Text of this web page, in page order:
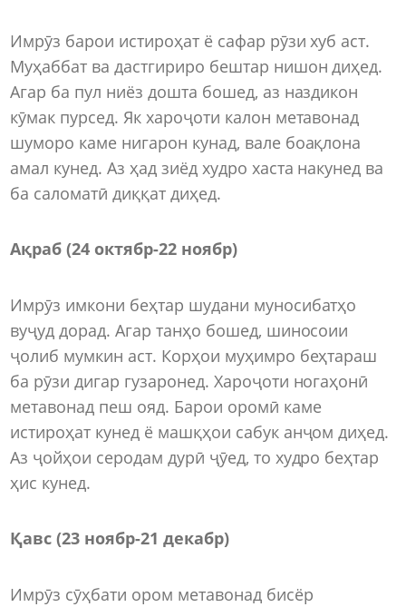
Имрӯз барои истироҳат ё сафар рӯзи хуб аст.
Муҳаббат ва дастгириро бештар нишон диҳед.
Агар ба пул ниёз дошта бошед, аз наздикон
кӯмак пурсед. Як хароҷоти калон метавонад
шуморо каме нигарон кунад, вале боақлона
амал кунед. Аз ҳад зиёд худро хаста накунед ва
ба саломатӣ диққат диҳед.
Ақраб (24 октябр-22 ноябр)
Имрӯз имкони беҳтар шудани муносибатҳо
вуҷуд дорад. Агар танҳо бошед, шиносоии
ҷолиб мумкин аст. Корҳои муҳимро беҳтараш
ба рӯзи дигар гузаронед. Хароҷоти ногаҳонӣ
метавонад пеш ояд. Барои оромӣ каме
истироҳат кунед ё машқҳои сабук анҷом диҳед.
Аз ҷойҳои серодам дурӣ ҷӯед, то худро беҳтар
ҳис кунед.
Қавс (23 ноябр-21 декабр)
Имрӯз сӯҳбати ором метавонад бисёр